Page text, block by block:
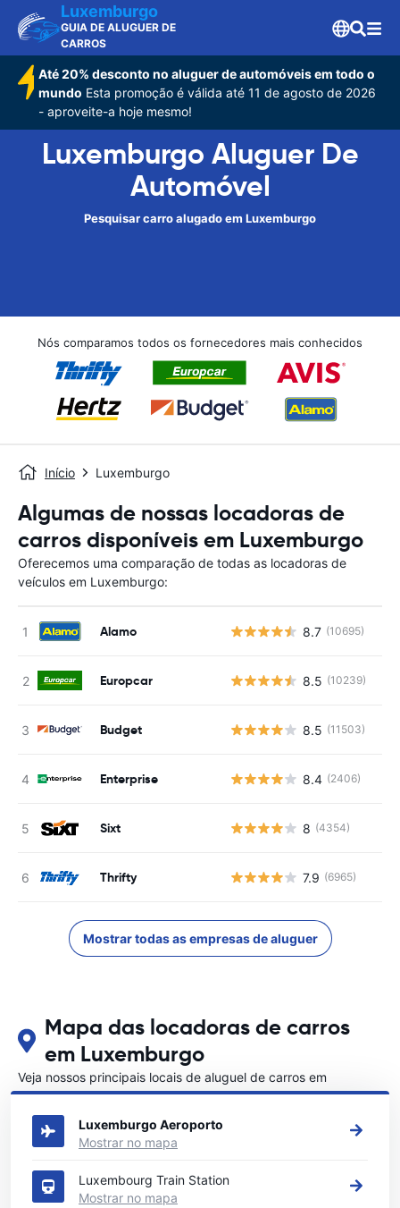
Luxemburgo
GUIA DE ALUGUER DE
CARROS
Até 20% desconto no aluguer de automóveis em todo o
mundo Esta promoção é válida até 11 de agosto de 2026
- aproveite-a hoje mesmo!
Luxemburgo Aluguer De
Automóvel
Pesquisar carro alugado em Luxemburgo
Nós comparamos todos os fornecedores mais conhecidos
Início Luxemburgo
Algumas de nossas locadoras de
carros disponíveis em Luxemburgo
Oferecemos uma comparação de todas as locadoras de
veículos em Luxemburgo:
Alamo 8.7 (10695)
Europcar 8.5 (10239)
Budget 8.5 (11503)
Enterprise 8.4 (2406)
Sixt 8 (4354)
Thrifty 7.9 (6965)
Mostrar todas as empresas de aluguer
Mapa das locadoras de carros
em Luxemburgo
Veja nossos principais locais de aluguel de carros em
Luxemburgo
Luxemburgo Aeroporto
Mostrar no mapa
Luxembourg Train Station
Mostrar no mapa